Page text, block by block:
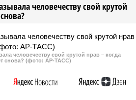
человечеству свой крутой
человечеству свой крутой нрав – когда
снова? (фото: АР-ТАСС)